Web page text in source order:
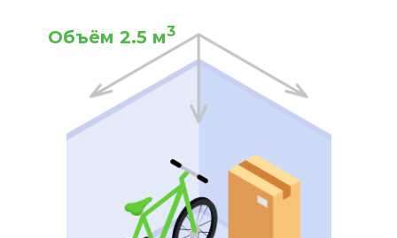
Объём 2.5 м3